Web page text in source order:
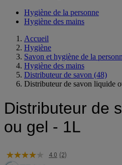
Hygiène de la personne
Accueil
Hygiène
Savon et hygiène de la personne
Hygiène des mains
Distributeur de savon (48)
Distributeur de
ou gel - 1L